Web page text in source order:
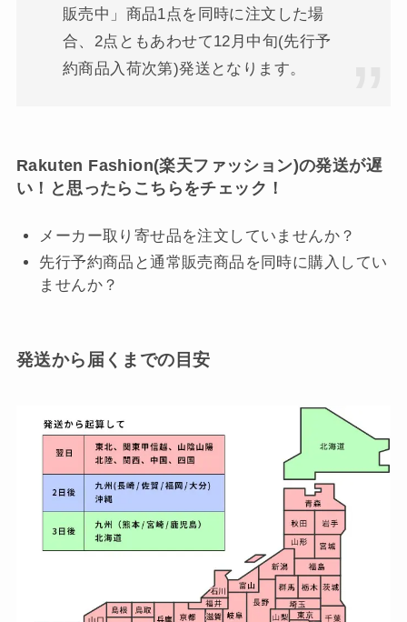
販売中」商品1点を同時に注文した場
合、2点ともあわせて12月中旬(先行予
約商品入荷次第)発送となります。
Rakuten Fashion(楽天ファッション)の発送が遅
い！と思ったらこちらをチェック！
メーカー取り寄せ品を注文していませんか？
先行予約商品と通常販売商品を同時に購入してい
ませんか？
発送から届くまでの目安